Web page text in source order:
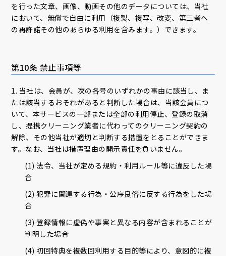
を行った文章、画像、動画その他のデータについては、当社
において、無償で自由に利用（複製、複写、改変、第三者へ
の再許諾その他のあらゆる利用を含みます。）できます。
第10条 禁止事項等
1. 当社は、会員が、次の各号のいずれかの事由に該当し、ま
たは該当するおそれがあると判断した場合は、当該会員につ
いて、本サービスの一部または全部の利用停止、登録の取消
し、提携クリーニング業者に代わってのクリーニング契約の
解除、その他当社が適切と判断する措置をとることができま
す。なお、当社は措置理由の開示責任を負いません。
(1) 法令、当社が定める規約・利用ルール等に違反した場
合
(2) 犯罪に関連する行為・公序良俗に反する行為をした場
合
(3) 登録情報に虚偽や事実と異なる内容が含まれることが
判明した場合
(4) 初回特典を複数回利用する目的等により、意図的に複